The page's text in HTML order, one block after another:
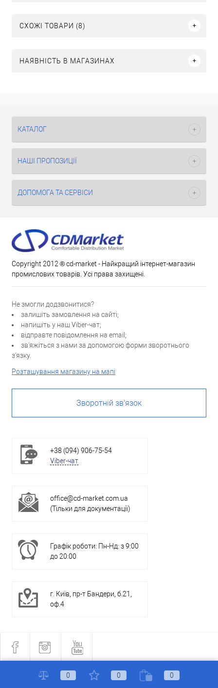
СХОЖІ ТОВАРИ (8)
НАЯВНІСТЬ В МАГАЗИНАХ
КАТАЛОГ
НАШІ ПРОПОЗИЦІЇ
ДОПОМОГА ТА СЕРВІСИ
Copyright 2012 ® cd-market - Найкращий інтернет-магазин
промислових товарів. Усі права захищені.
Не змогли додзвонитися?
залишіть замовлення на сайті;
напишіть у наш Viber-чат;
відправте повідомлення на email;
зв'яжіться з нами за допомогою форми зворотнього
з'язку.
Розташування магазину на мапі
Зворотній зв'язок
+38 (094) 906-75-54
Viber-чат
office@cd-market.com.ua
(Тільки для документації)
Графік роботи: Пн-Нд: з 9:00
до 20:00
г. Київ, пр-т Бандери, б.21,
оф.4
0 0 0